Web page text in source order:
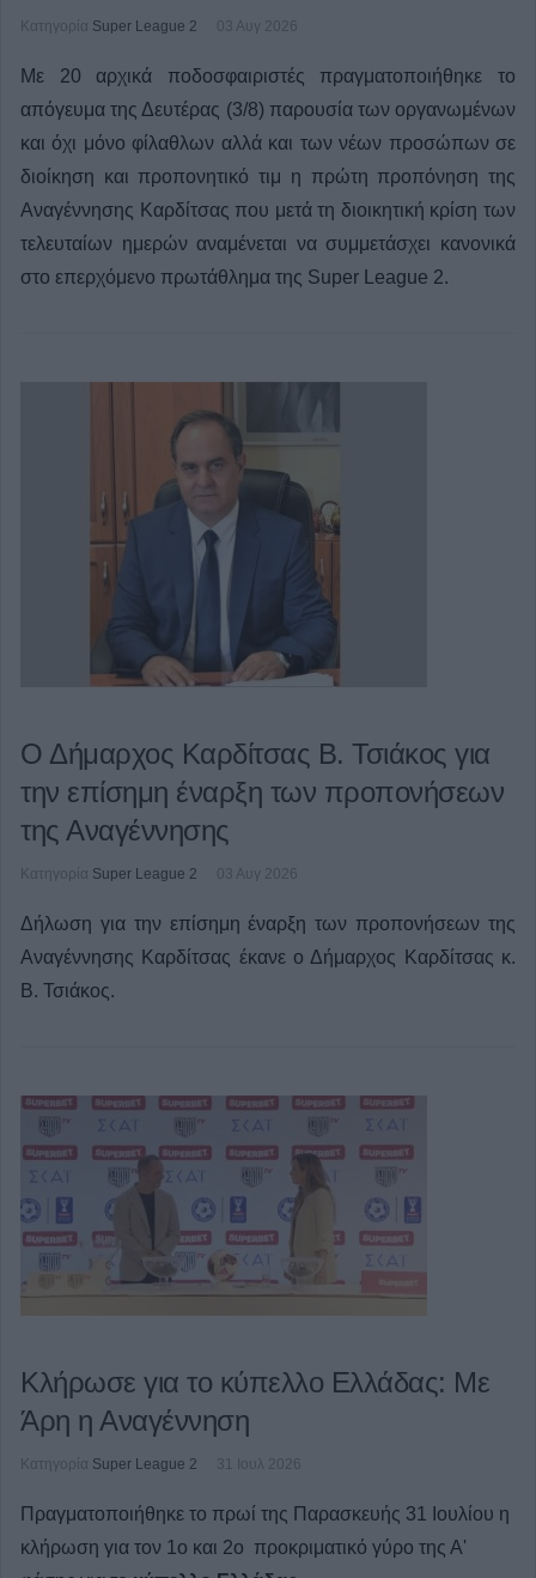
Κατηγορία Super League 2 03 Αυγ 2026
Με 20 αρχικά ποδοσφαιριστές πραγματοποιήθηκε το
απόγευμα της Δευτέρας (3/8) παρουσία των οργανωμένων
και όχι μόνο φίλαθλων αλλά και των νέων προσώπων σε
διοίκηση και προπονητικό τιμ η πρώτη προπόνηση της
Αναγέννησης Καρδίτσας που μετά τη διοικητική κρίση των
τελευταίων ημερών αναμένεται να συμμετάσχει κανονικά
στο επερχόμενο πρωτάθλημα της Super League 2.
Ο Δήμαρχος Καρδίτσας Β. Τσιάκος για
την επίσημη έναρξη των προπονήσεων
της Αναγέννησης
Κατηγορία Super League 2 03 Αυγ 2026
Δήλωση για την επίσημη έναρξη των προπονήσεων της
Αναγέννησης Καρδίτσας έκανε ο Δήμαρχος Καρδίτσας κ.
Β. Τσιάκος.
Κλήρωσε για το κύπελλο Ελλάδας: Με
Άρη η Αναγέννηση
Κατηγορία Super League 2 31 Ιουλ 2026
Πραγματοποιήθηκε το πρωί της Παρασκευής 31 Ιουλίου η
κλήρωση για τον 1ο και 2ο προκριματικό γύρο της Α'